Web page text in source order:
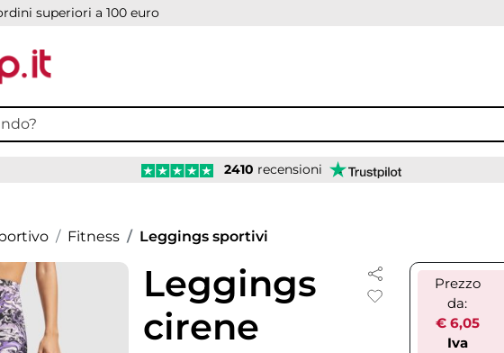
superiori a 100 euro
2410 recensioni
Fitness Leggings sportivi
Leggings
cirene
Prezzo
da:
€ 6,05
Iva